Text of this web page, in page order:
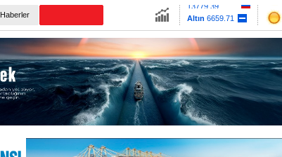
Haberler
Altın
6659.71
Euro55.1258